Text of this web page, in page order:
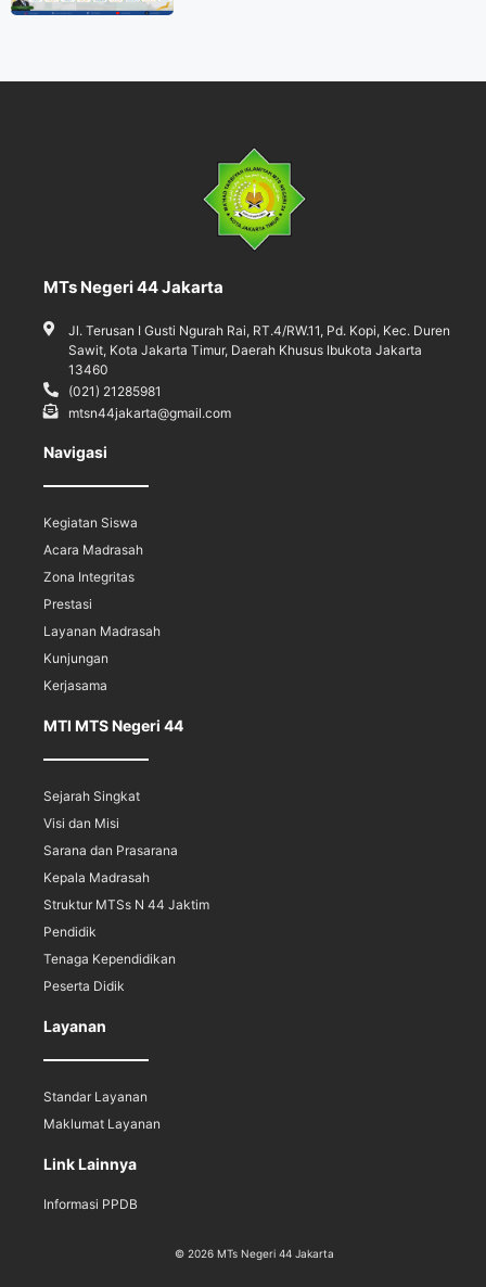
MTs Negeri 44 Jakarta
Jl. Terusan I Gusti Ngurah Rai, RT.4/RW.11, Pd. Kopi, Kec. Duren
Sawit, Kota Jakarta Timur, Daerah Khusus Ibukota Jakarta
13460
(021) 21285981
mtsn44jakarta@gmail.com
Navigasi
Kegiatan Siswa
Acara Madrasah
Zona Integritas
Prestasi
Layanan Madrasah
Kunjungan
Kerjasama
MTI MTS Negeri 44
Sejarah Singkat
Visi dan Misi
Sarana dan Prasarana
Kepala Madrasah
Struktur MTSs N 44 Jaktim
Pendidik
Tenaga Kependidikan
Peserta Didik
Layanan
Standar Layanan
Maklumat Layanan
Link Lainnya
Informasi PPDB
© 2026 MTs Negeri 44 Jakarta